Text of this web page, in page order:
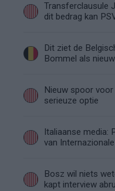
Transferclausule
dit bedrag kan
Dit ziet de
Bommel als
Nieuw spoor
serieuze optie
Italiaanse media:
van Internazionale
Bosz wil niets
kapt interview